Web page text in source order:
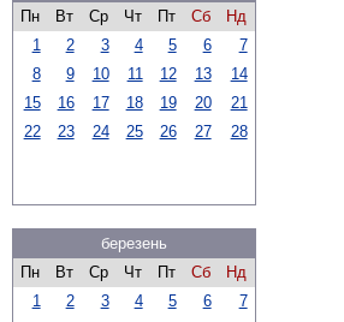
Пн
Вт Ср Чт Пт Сб
Нд
1
2 3 4 5 6
7
8
9 10 11 12 13
14
15
16 17 18 19 20
21
22
23 24 25 26 27 28
березень
Пн
Вт Ср Чт Пт Сб
Нд
1
2 3 4 5 6
7